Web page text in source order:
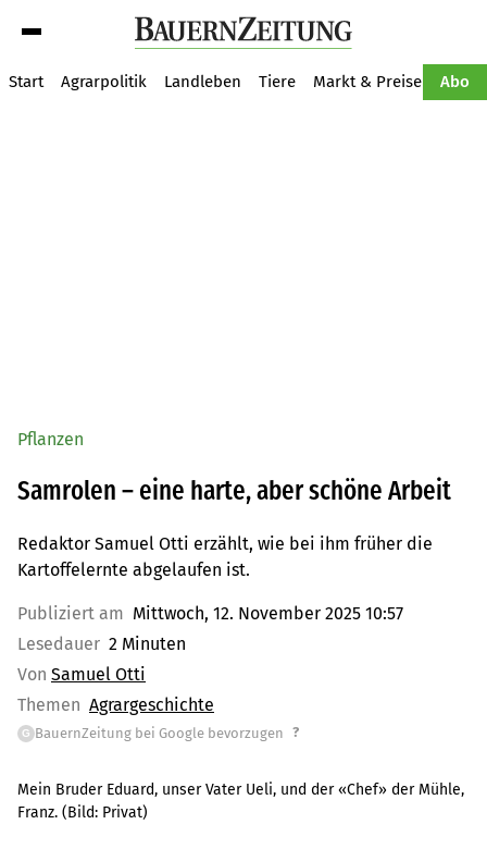
Start Agrarpolitik Landleben Tiere Markt & Preise Abo
Pflanzen
Samrolen – eine harte, aber schöne Arbeit
Redaktor Samuel Otti erzählt, wie bei ihm früher die
Kartoffelernte abgelaufen ist.
Publiziert am Mittwoch, 12. November 2025 10:57
Lesedauer 2 Minuten
Von Samuel Otti
Themen Agrargeschichte
G BauernZeitung bei Google bevorzugen ?
Mein Bruder Eduard, unser Vater Ueli, und der «Chef» der Mühle,
Franz. (Bild: Privat)